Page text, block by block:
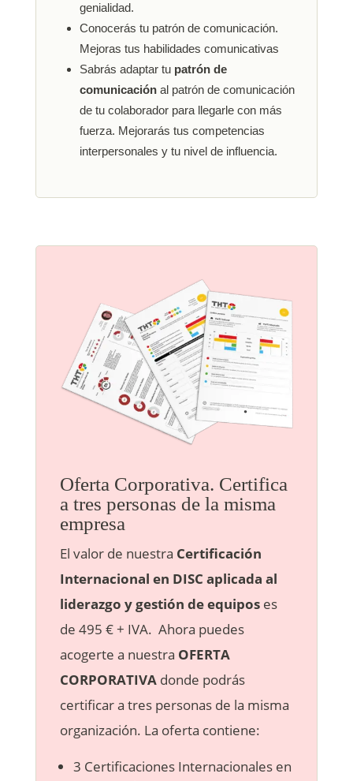
genialidad.
Conocerás tu patrón de comunicación.
Mejoras tus habilidades comunicativas
Sabrás adaptar tu patrón de
comunicaciónal patrón de comunicación
de tu colaborador para llegarle con más
fuerza. Mejorarás tus competencias
interpersonales y tu nivel de influencia.
Oferta Corporativa. Certifica
a tres personas de la misma
empresa
El valor de nuestra Certificación
Internacional en DISC aplicada al
liderazgo y gestión de equiposes
de 495 € + IVA. Ahora puedes
acogerte a nuestra OFERTA
CORPORATIVAdonde podrás
certificar a tres personas de la misma
organización. La oferta contiene:
3 Certificaciones Internacionales en